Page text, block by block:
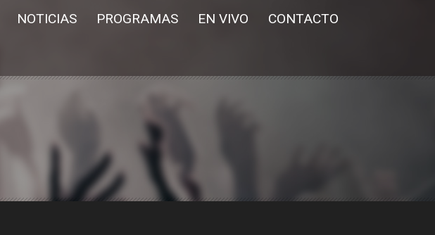
NOTICIAS PROGRAMAS EN VIVO CONTACTO